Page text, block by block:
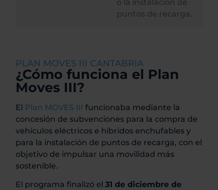
o la instalación de
puntos de recarga.
PLAN MOVES III CANTABRIA
¿Cómo funciona el Plan
Moves III?
El Plan MOVES III funcionaba mediante la
concesión de subvenciones para la compra de
vehículos eléctricos e híbridos enchufables y
para la instalación de puntos de recarga, con el
objetivo de impulsar una movilidad más
sostenible.
El programa finalizó el 31 de diciembre de